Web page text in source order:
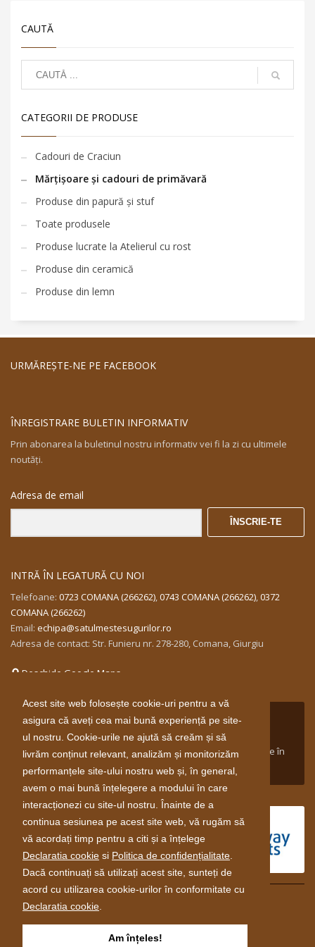
Acest site web folosește cookie-uri pentru a vă
asigura că aveți cea mai bună experiență pe site-
ul nostru. Cookie-urile ne ajută să creăm și să
livrăm conținut relevant, analizăm și monitorizăm
performanțele site-ului nostru web și, în general,
avem o mai bună înțelegere a modului în care
interacționezi cu site-ul nostru. Înainte de a
continua sesiunea pe acest site web, vă rugăm să
vă acordați timp pentru a citi și a înțelege
Declaratia cookie si Politica de confidențialitate
Dacă continuați să utilizați acest site, sunteți de
acord cu utilizarea cookie-urilor în conformitate cu
Declaratia cookie
Am înțeles!
CAUTĂ
CATEGORII DE PRODUSE
Cadouri de Craciun
Mărțișoare și cadouri de primăvară
Produse din papură și stuf
Toate produsele
Produse lucrate la Atelierul cu rost
Produse din ceramică
Produse din lemn
URMĂREŞTE-NE PE FACEBOOK
ÎNREGISTRARE BULETIN INFORMATIV
Prin abonarea la buletinul nostru informativ vei fi la zi cu ultimele
noutăţi.
Adresa de email
ÎNSCRIE-TE
INTRĂ ÎN LEGATURĂ CU NOI
Telefoane: 0723 COMANA (266262),0743 COMANA (266262),0372
COMANA (266262)
Email: echipa@satulmestesugurilor.ro
Adresa de contact: Str. Funieru nr. 278-280, Comana, Giurgiu
Deschide Google Maps
Proiect susținut între aprilie 2014 și aprilie 2016 de către
Guvernul Norvegiei prin Mecanismul Financiar Norvegian
2009-2014 în cadrul domeniului de finanţare Inovare Verde în
Industria din Romania.
Politică de confidenţialitate Termeni si condiţii